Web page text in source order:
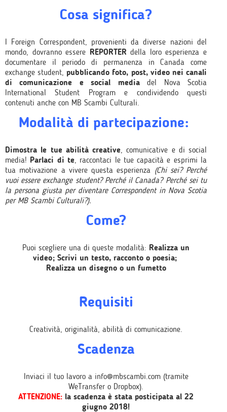
Cosa significa?
I Foreign Correspondent, provenienti da diverse nazioni del
mondo, dovranno essere REPORTERdella loro esperienza e
documentare il periodo di permanenza in Canada come
exchange student,pubblicando foto, post, video nei canali
di comunicazione e social media
del Nova Scotia
International Student Program e condividendo questi
contenuti anche con MB Scambi Culturali.
Modalità di partecipazione:
Dimostra le tue abilità creative, comunicative e di social
media! Parlaci di te, raccontaci le tue capacità e esprimi la
tua motivazione a vivere questa esperienza (Chi sei? Perché
vuoi essere exchange student? Perché il Canada? Perché sei tu
la persona giusta per diventare Correspondent in Nova Scotia
per MB Scambi Culturali?).
Come?
Puoi scegliere una di queste modalità: Realizza un
video; Scrivi un testo, racconto o poesia;
Realizza un disegno o un fumetto
Requisiti
Creatività, originalità, abilità di comunicazione.
Scadenza
Inviaci il tuo lavoro a info@mbscambi.com (tramite
WeTransfer o Dropbox).
ATTENZIONE: la scadenza è stata posticipata al 22
giugno 2018!